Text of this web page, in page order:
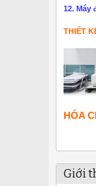
12. Máy
THIẾT
HÓA
Giới